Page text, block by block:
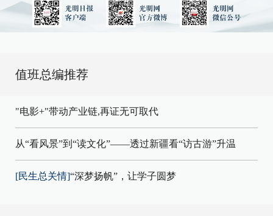
值班总编推荐
"电影+"带动产业链,再证无可取代
从“看风景”到“读文化”——透过新疆看“访古游”升温
[民生总关情]“深梦扬帆”，让学子圆梦